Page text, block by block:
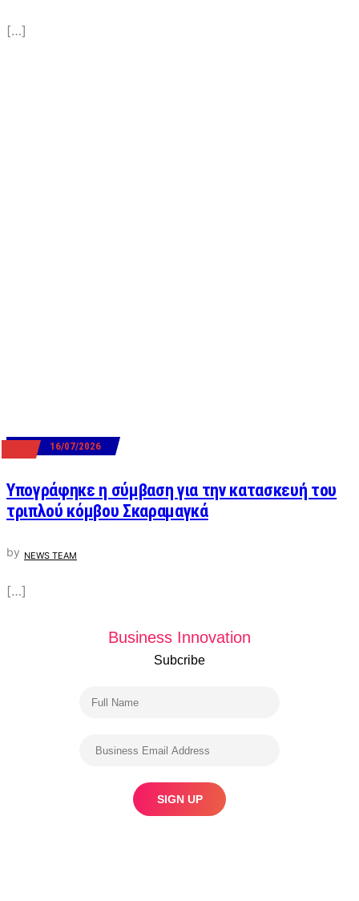
[…]
16/07/2026
Υπογράφηκε η σύμβαση για την κατασκευή του
τριπλού κόμβου Σκαραμαγκά
by NEWS TEAM
[…]
Business Innovation
Subcribe